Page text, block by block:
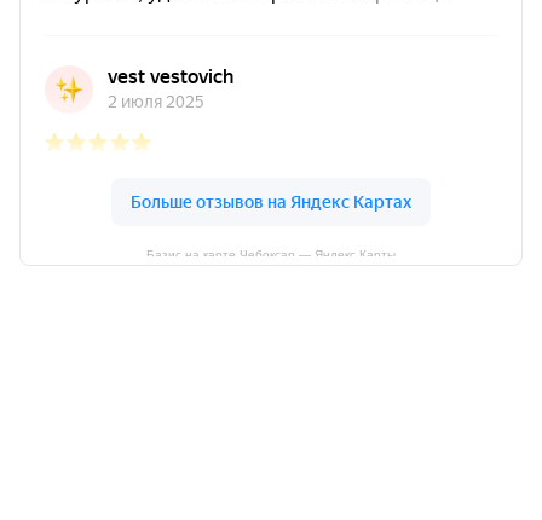
Базис на карте Чебоксар — Яндекс Карты